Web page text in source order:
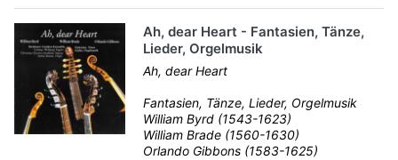
Ah, dear Heart - Fantasien, Tänze,
Lieder, Orgelmusik
Ah, dear Heart
Fantasien, Tänze, Lieder, Orgelmusik
William Byrd (1543-1623)
William Brade (1560-1630)
Orlando Gibbons (1583-1625)